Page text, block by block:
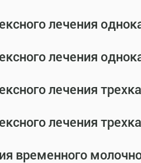
лечения
лечения
лечения
лечения
временного